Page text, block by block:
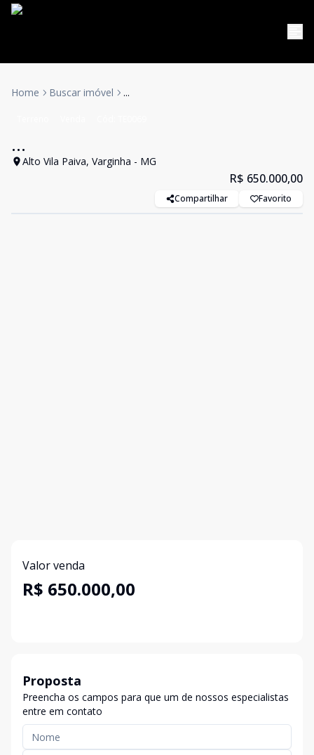
Home Buscar imóvel ...
...
Alto Vila Paiva, Varginha - MG
R$ 650.000,00
Compartilhar Favorito
Valor venda
R$ 650.000,00
Proposta
Preencha os campos para que um de nossos especialistas
entre em contato